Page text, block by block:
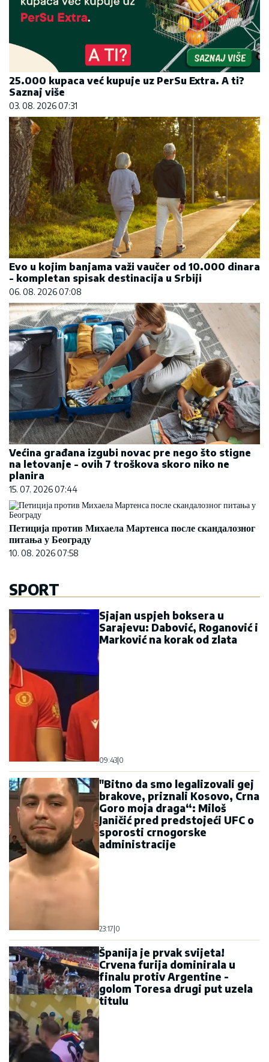
25.000 kupaca već kupuje uz PerSu Extra. A ti?
Saznaj više
03. 08. 2026 07:31
Evo u kojim banjama važi vaučer od 10.000 dinara
- kompletan spisak destinacija u Srbiji
06. 08. 2026 07:08
Većina građana izgubi novac pre nego što stigne
na letovanje - ovih 7 troškova skoro niko ne
planira
15. 07. 2026 07:44
Петиција против Михаела Мартенса после скандалозног
питања у Београду
10. 08. 2026 07:58
SPORT
Sjajan uspjeh boksera u
Sarajevu: Dabović, Roganović i
Marković na korak od zlata
09:43 0
"Bitno da smo legalizovali gej
brakove, priznali Kosovo, Crna
Goro moja draga“: Miloš
Janičić pred predstojeći UFC o
sporosti crnogorske
administracije
23:17 0
Španija je prvak svijeta!
Crvena furija dominirala u
finalu protiv Argentine -
golom Toresa drugi put uzela
titulu